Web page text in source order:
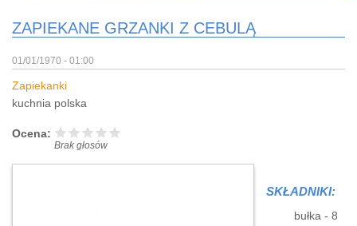
ZAPIEKANE GRZANKI Z CEBULĄ
01/01/1970 - 01:00
Zapiekanki
kuchnia polska
Ocena:
Brak głosów
SKŁADNIKI:
bułka - 8